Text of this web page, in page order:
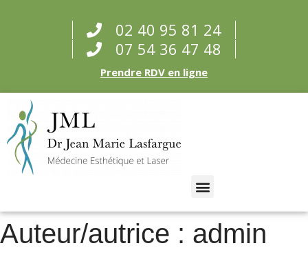
02 40 95 81 24
07 54 36 47 48
Prendre RDV en ligne
Auteur/autrice : admin